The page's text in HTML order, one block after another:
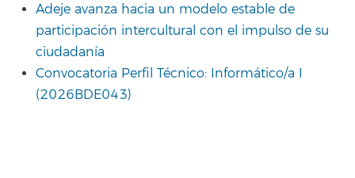
Adeje avanza hacia un modelo estable de
participación intercultural con el impulso de su
ciudadanía
Convocatoria Perfil Técnico: Informático/a I
(2026BDE043)